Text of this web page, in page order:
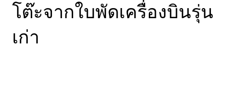
โต๊ะจากใบพัดเครื่องบินรุ่น
เก่า